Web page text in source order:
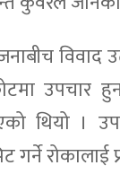
विवाद
उपचार
थियो ।
रोकालाई